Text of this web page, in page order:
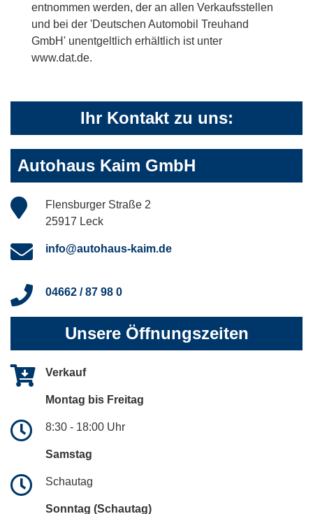
entnommen werden, der an allen Verkaufsstellen
und bei der 'Deutschen Automobil Treuhand
GmbH' unentgeltlich erhältlich ist unter
www.dat.de.
Ihr Kontakt zu uns:
Autohaus Kaim GmbH
Flensburger Straße 2
25917 Leck
info@autohaus-kaim.de
04662 / 87 98 0
Unsere Öffnungszeiten
Verkauf
Montag bis Freitag
8:30 - 18:00 Uhr
Samstag
Schautag
Sonntag (Schautag)